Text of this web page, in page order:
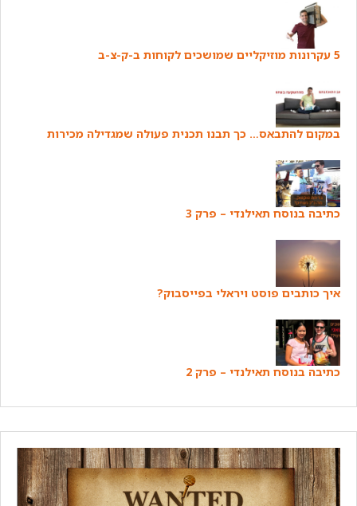
5 עקרונות מוזיקליים שמושכים לקוחות ב-ק-צ-ב
במקום להתבאס… כך תבנו תכנית פעולה שמגדילה מכירות
כתיבה בנוסח תאילנדי – פרק 3
איך כותבים פוסט ויראלי בפייסבוק?
כתיבה בנוסח תאילנדי – פרק 2